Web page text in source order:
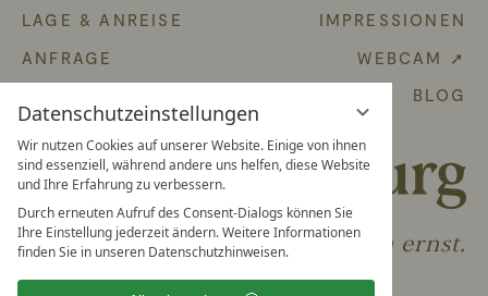
Datenschutzeinstellungen
Wir nutzen Cookies auf unserer Website. Einige von ihnen
sind essenziell, während andere uns helfen, diese Website
und Ihre Erfahrung zu verbessern.
Durch erneuten Aufruf des Consent-Dialogs können Sie
Ihre Einstellung jederzeit ändern. Weitere Informationen
finden Sie in unseren Datenschutzhinweisen.
LAGE & ANREISE
ANFRAGE
IMPRESSIONEN
WEBCAM ➚
BLOG
Wir nehmen Ihr Vergnügen ernst.